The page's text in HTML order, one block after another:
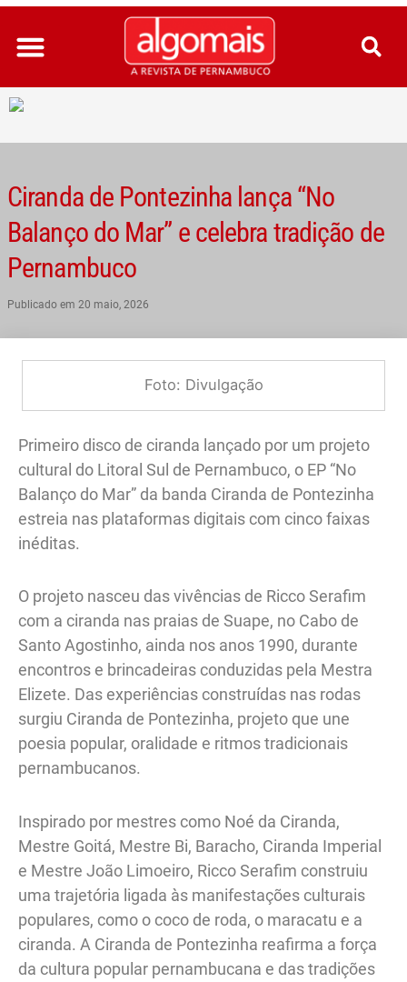
Ir
para
conteúdo
Ciranda de Pontezinha lança “No
Balanço do Mar” e celebra tradição de
Pernambuco
Publicado em 20 maio, 2026
Foto: Divulgação
Primeiro disco de ciranda lançado por um projeto
cultural do Litoral Sul de Pernambuco, o EP “No
Balanço do Mar” da banda Ciranda de Pontezinha
estreia nas plataformas digitais com cinco faixas
inéditas.
O projeto nasceu das vivências de Ricco Serafim
com a ciranda nas praias de Suape, no Cabo de
Santo Agostinho, ainda nos anos 1990, durante
encontros e brincadeiras conduzidas pela Mestra
Elizete. Das experiências construídas nas rodas
surgiu Ciranda de Pontezinha, projeto que une
poesia popular, oralidade e ritmos tradicionais
pernambucanos.
Inspirado por mestres como Noé da Ciranda,
Mestre Goitá, Mestre Bi, Baracho, Ciranda Imperial
e Mestre João Limoeiro, Ricco Serafim construiu
uma trajetória ligada às manifestações culturais
populares, como o coco de roda, o maracatu e a
ciranda. A Ciranda de Pontezinha reafirma a força
da cultura popular pernambucana e das tradições